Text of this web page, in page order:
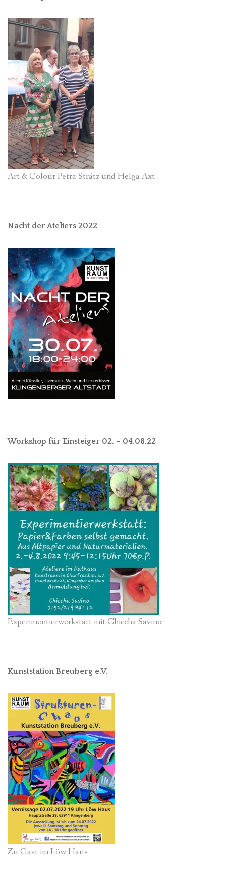
Art & Colour Petra Strätz und Helga Axt
Nacht der Ateliers 2022
Workshop für Einsteiger 02. – 04.08.22
Experimentierwerkstatt mit Chiccha Savino
Kunststation Breuberg e.V.
Zu Gast im Löw Haus